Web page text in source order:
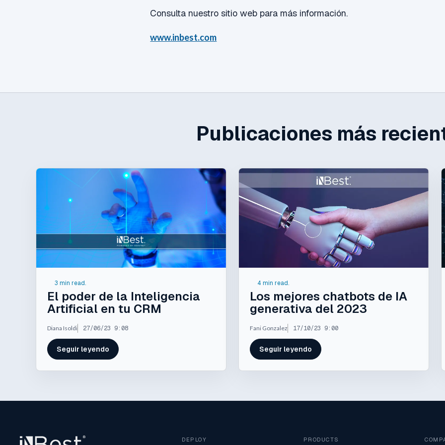
Consulta nuestro sitio web para más información.
www.inbest.com
Publicaciones más
3 min read.
El poder de la Inteligencia
Artificial en tu CRM
Diana Isoldi 27/06/23 9:08
Seguir leyendo
4 min read.
Los mejores chatbots de IA
generativa del 2023
Fani Gonzalez 17/10/23 9:00
Seguir leyendo
DEPLOY PRODUCTS